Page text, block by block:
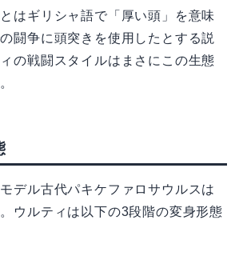
はギリシャ語で「厚い頭」を意味
闘争に頭突きを使用したとする説
の戦闘スタイルはまさにこの生態
デル古代パキケファロサウルスは
ウルティは以下の3段階の変身形態